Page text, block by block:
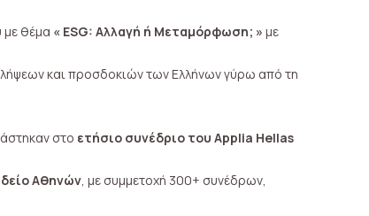
με θέμα « ΕSG: Aλλαγή ή Μεταμόρφωση; » με
και προσδοκιών των Ελλήνων γύρω από τη
στο ετήσιο συνέδριο του Applia Hellas
Αθηνών , με συμμετοχή 300+ συνέδρων,